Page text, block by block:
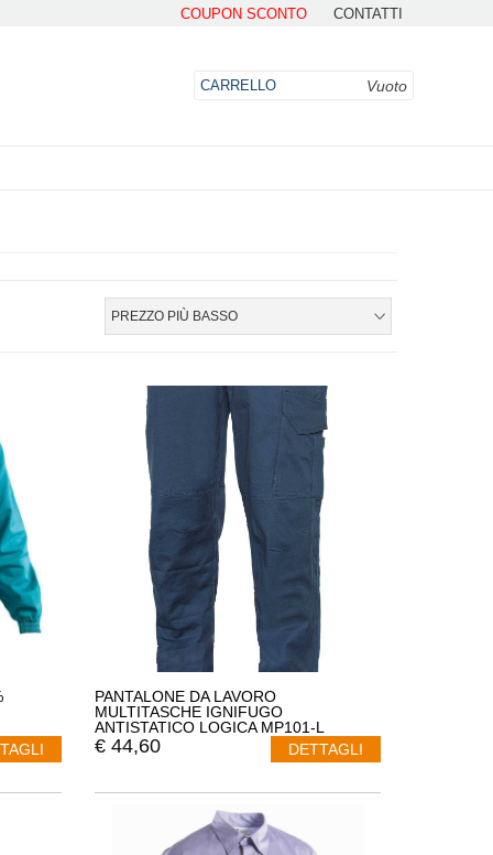
COUPON SCONTO CONTATTI
CARRELLO Vuoto
PREZZO PIÙ BASSO
PANTALONE DA LAVORO
MULTITASCHE IGNIFUGO
ANTISTATICO LOGICA MP101-L
€ 44,60 DETTAGLI